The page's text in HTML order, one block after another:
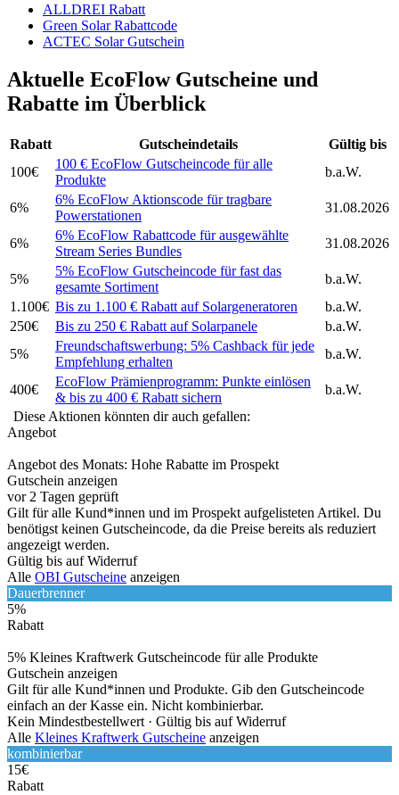
ALLDREI Rabatt
Green Solar Rabattcode
ACTEC Solar Gutschein
Aktuelle EcoFlow Gutscheine und
Rabatte im Überblick
Rabatt Gutscheindetails
Gültig bis
100€
100 € EcoFlow Gutscheincode für alle
Produkte
b.a.W.
6%
6% EcoFlow Aktionscode für tragbare
Powerstationen
31.08.2026
6%
6% EcoFlow Rabattcode für ausgewählte
Stream Series Bundles
31.08.2026
5%
5% EcoFlow Gutscheincode für fast das
gesamte Sortiment
b.a.W.
1.100€ Bis zu 1.100 € Rabatt auf Solargeneratoren
b.a.W.
250€
Bis zu 250 € Rabatt auf Solarpanele
b.a.W.
5%
Freundschaftswerbung: 5% Cashback für jede
Empfehlung erhalten
b.a.W.
400€
EcoFlow Prämienprogramm: Punkte einlösen
& bis zu 400 € Rabatt sichern
b.a.W.
Diese Aktionen könnten dir auch gefallen:
Angebot
Angebot des Monats: Hohe Rabatte im Prospekt
Gutschein anzeigen
vor 2 Tagen geprüft
Gilt für alle Kund*innen und im Prospekt aufgelisteten Artikel. Du
benötigst keinen Gutscheincode, da die Preise bereits als reduziert
angezeigt werden.
Gültig bis auf Widerruf
Alle OBI Gutscheine anzeigen
Dauerbrenner
5%
Rabatt
5% Kleines Kraftwerk Gutscheincode für alle Produkte
Gutschein anzeigen
Gilt für alle Kund*innen und Produkte. Gib den Gutscheincode
einfach an der Kasse ein. Nicht kombinierbar.
Kein Mindestbestellwert · Gültig bis auf Widerruf
Alle Kleines Kraftwerk Gutscheine anzeigen
kombinierbar
15€
Rabatt